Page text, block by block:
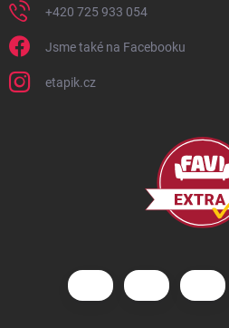
+420 725 933 054
Jsme také na Facebooku
etapik.cz